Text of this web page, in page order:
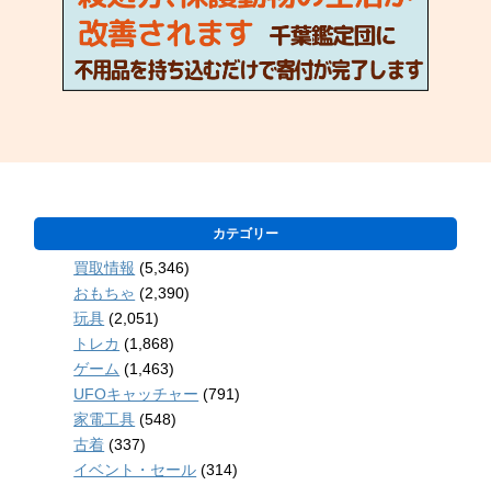
カテゴリー
買取情報 (5,346)
おもちゃ (2,390)
玩具 (2,051)
トレカ (1,868)
ゲーム (1,463)
UFOキャッチャー (791)
家電工具 (548)
古着 (337)
イベント・セール (314)